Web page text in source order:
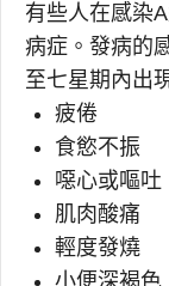
有些人在感染
病症。發病的
至七星期內出
疲倦
食慾不振
噁心或嘔吐
肌肉酸痛
輕度發燒
小便深褐色